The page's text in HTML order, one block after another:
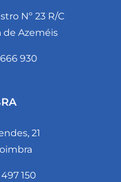
Nº 23 R/C
de Azeméis
666 930
21
497 150